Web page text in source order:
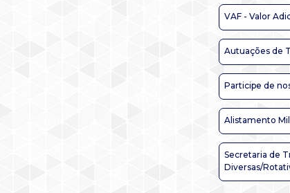
VAF - Valor
Autuações de
Participe de
Alistamento
Secretaria de
Diversas/